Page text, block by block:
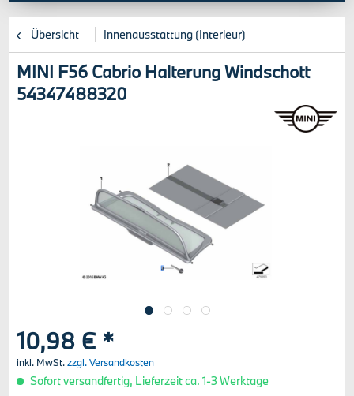
Übersicht Innenausstattung (Interieur)
MINI F56 Cabrio Halterung Windschott
54347488320
10,98 € *
inkl. MwSt.zzgl. Versandkosten
Sofort versandfertig, Lieferzeit ca. 1-3 Werktage